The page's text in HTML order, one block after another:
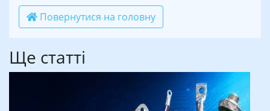
Повернутися на головну
Ще статті